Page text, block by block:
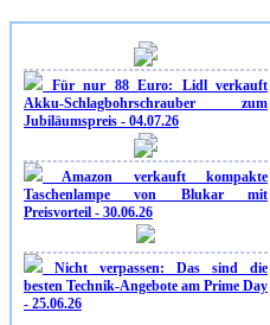
Für nur 88 Euro: Lidl verkauft
Akku-Schlagbohrschrauber zum
Jubiläumspreis - 04.07.26
Amazon verkauft kompakte
Taschenlampe von Blukar mit
Preisvorteil - 30.06.26
Nicht verpassen: Das sind die
besten Technik-Angebote am Prime Day
- 25.06.26